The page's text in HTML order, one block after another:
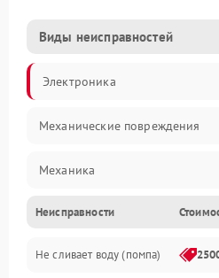
Виды неисправностей
Электроника
Механические повреждения
Механика
Электропитание
Водоснабжение
Неисправности
Не сливает воду (помпа)